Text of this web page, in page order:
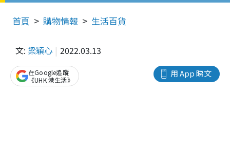
首頁 購物情報 生活百貨
文: 梁穎心 2022.03.13
用 App 睇文
在Google追蹤
《UHK 港生活》